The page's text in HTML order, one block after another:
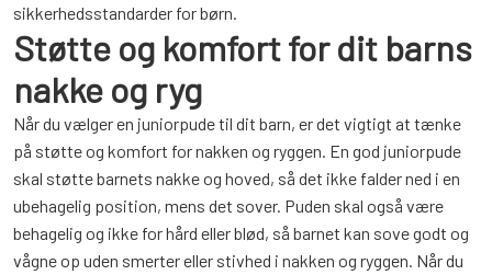
sikkerhedsstandarder for børn.
Støtte og komfort for dit barns
nakke og ryg
Når du vælger en juniorpude til dit barn, er det vigtigt at tænke
på støtte og komfort for nakken og ryggen. En god juniorpude
skal støtte barnets nakke og hoved, så det ikke falder ned i en
ubehagelig position, mens det sover. Puden skal også være
behagelig og ikke for hård eller blød, så barnet kan sove godt og
vågne op uden smerter eller stivhed i nakken og ryggen. Når du